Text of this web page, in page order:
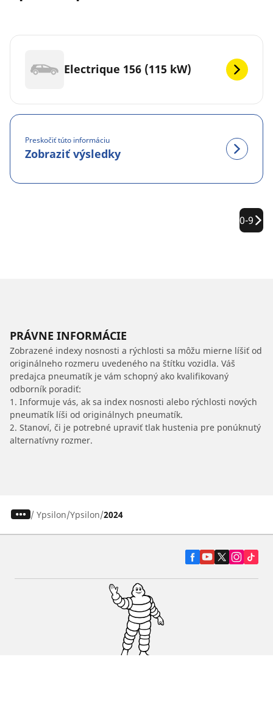
Electrique 156 (115 kW)
Preskočiť túto informáciu
Zobraziť výsledky
0-9
PRÁVNE INFORMÁCIE
Zobrazené indexy nosnosti a rýchlosti sa môžu mierne líšiť od
originálneho rozmeru uvedeného na štítku vozidla. Váš
predajca pneumatík je vám schopný ako kvalifikovaný
odborník poradiť:
1. Informuje vás, ak sa index nosnosti alebo rýchlosti nových
pneumatík líši od originálnych pneumatík.
2. Stanoví, či je potrebné upraviť tlak hustenia pre ponúknutý
alternatívny rozmer.
/ Ypsilon Ypsilon 2024